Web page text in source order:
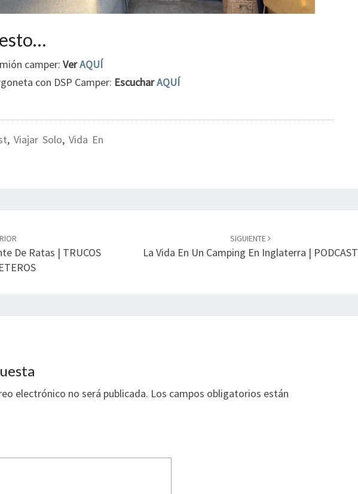
camper: VerAQUÍ
con DSP Camper: EscucharAQUÍ
, Viajar Solo, Vida En
De Ratas | TRUCOS
SIGUIENTE
La Vida En Un Camping En Inglaterra | PODCAST
electrónico no será publicada. Los campos obligatorios están